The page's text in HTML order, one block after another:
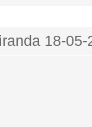
18-05-